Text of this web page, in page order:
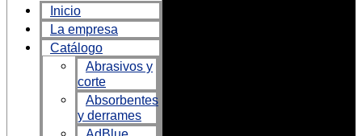
Inicio
La empresa
Catálogo
Abrasivos y
corte
Absorbentes
y derrames